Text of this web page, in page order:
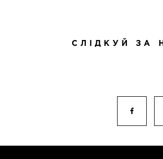
СЛІДКУЙ ЗА